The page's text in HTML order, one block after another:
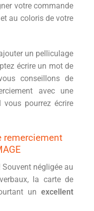
votre commande
au coloris de votre
un pelliculage
écrire un mot de
conseillons de
avec une
pourrez écrire
remerciement
négligée au
la carte de
un excellent